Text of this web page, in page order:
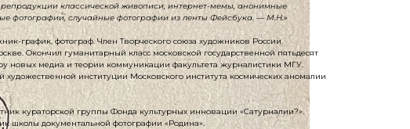
классической живописи, интернет-мемы, анонимные
фотографии, случайные фотографии из ленты Фейсбука. — М.Н.»
график, фотограф. Член Творческого союза художников России.
Окончил гуманитарный класс московской государственной пятьдесят
новых медиа и теории коммуникации факультета журналистики МГУ.
художественной институции Московского института космических аномалии
кураторской группы Фонда культурных инновации «Сатурналии?».
школы документальной фотографии «Родина».